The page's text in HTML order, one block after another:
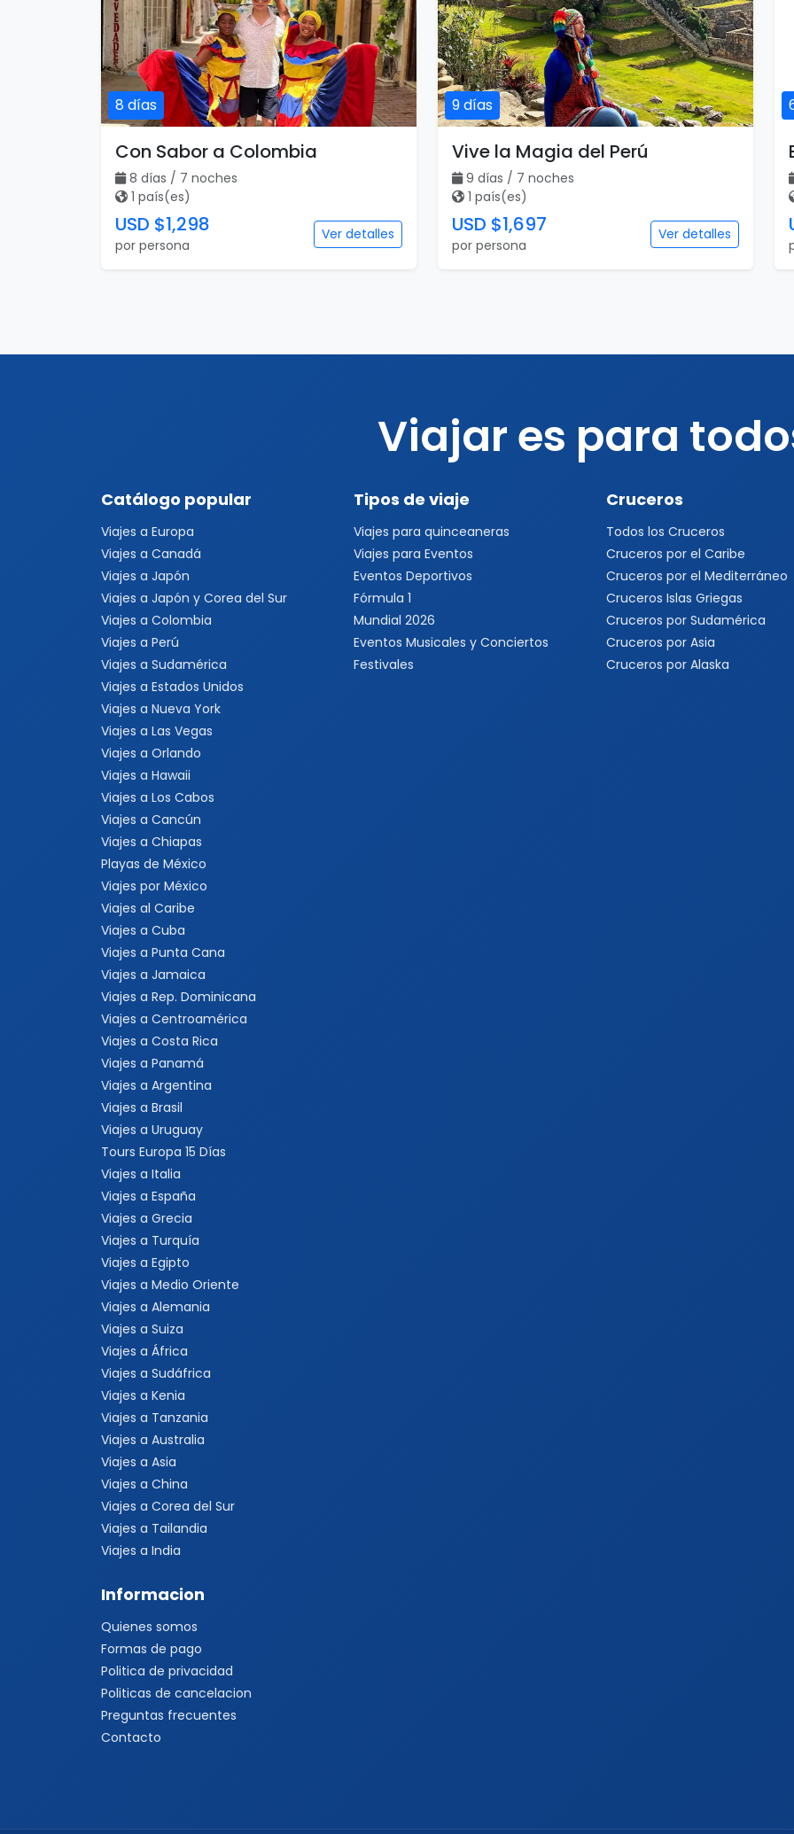
8 días
Con Sabor a Colombia
8 días / 7 noches
1 país(es)
USD $1,298
por persona
Ver detalles
9 días
Vive la Magia del Perú
9 días / 7 noches
1 país(es)
USD $1,697
por persona
Ver detalles
Viajar es para
Catálogo popular
Viajes a Europa
Viajes a Canadá
Viajes a Japón
Viajes a Japón y Corea del Sur
Viajes a Colombia
Viajes a Perú
Viajes a Sudamérica
Viajes a Estados Unidos
Viajes a Nueva York
Viajes a Las Vegas
Viajes a Orlando
Viajes a Hawaii
Viajes a Los Cabos
Viajes a Cancún
Viajes a Chiapas
Playas de México
Viajes por México
Viajes al Caribe
Viajes a Cuba
Viajes a Punta Cana
Viajes a Jamaica
Viajes a Rep. Dominicana
Viajes a Centroamérica
Viajes a Costa Rica
Viajes a Panamá
Viajes a Argentina
Viajes a Brasil
Viajes a Uruguay
Tours Europa 15 Días
Viajes a Italia
Viajes a España
Viajes a Grecia
Viajes a Turquía
Viajes a Egipto
Viajes a Medio Oriente
Viajes a Alemania
Viajes a Suiza
Viajes a África
Viajes a Sudáfrica
Viajes a Kenia
Viajes a Tanzania
Viajes a Australia
Viajes a Asia
Viajes a China
Viajes a Corea del Sur
Viajes a Tailandia
Viajes a India
Tipos de viaje
Viajes para quinceaneras
Viajes para Eventos
Eventos Deportivos
Fórmula 1
Mundial 2026
Eventos Musicales y Conciertos
Festivales
Cruceros
Todos los Cruceros
Cruceros por el Caribe
Cruceros por el Mediterráneo
Cruceros Islas Griegas
Cruceros por Sudamérica
Cruceros por Asia
Cruceros por Alaska
Informacion
Quienes somos
Formas de pago
Politica de privacidad
Politicas de cancelacion
Preguntas frecuentes
Contacto